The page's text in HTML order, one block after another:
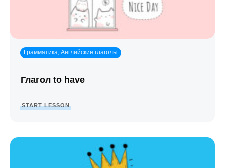
Грамматика, Английские глаголы
Глагол to have
START LESSON